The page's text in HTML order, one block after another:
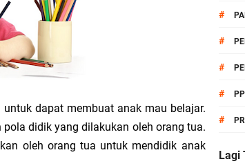
(KBC) MTs Lengkap Kelas 7, 8, dan 9 | Siap Pakai Tahun
Pancasila Kelas 8 Semester Genap
Jalur Prestasi TP 2026/2027
dapat membuat anak mau belajar.
didik yang dilakukan oleh orang tua.
oleh orang tua untuk mendidik anak
#
#
#
#
#
Lagi